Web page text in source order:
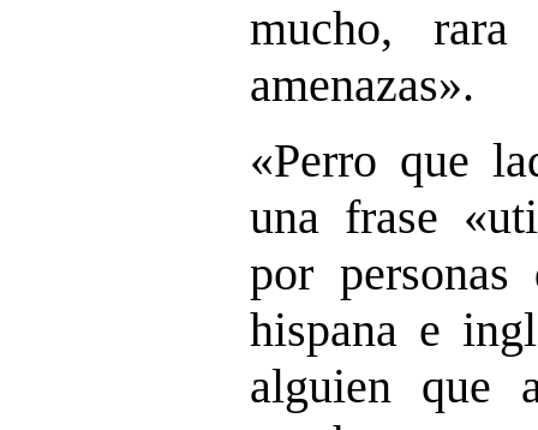
mucho,
amenazas».
«Perro que
una frase
por
hispana e
alguien que